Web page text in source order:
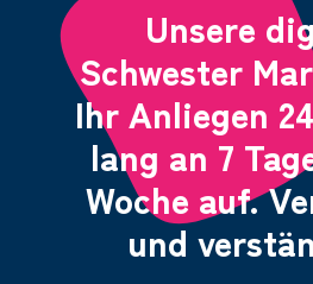
Unsere
Schwester
Ihr Anliegen
lang an 7
Woche auf.
und